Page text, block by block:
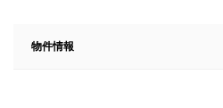
物件情報